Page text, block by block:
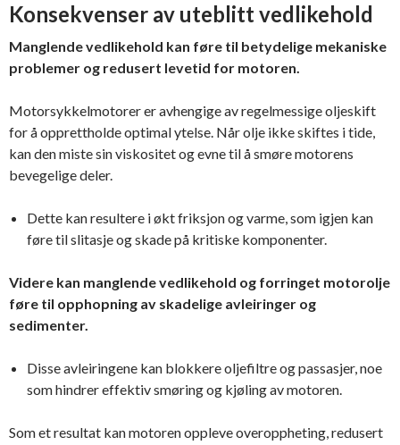
Konsekvenser av uteblitt vedlikehold
Manglende vedlikehold kan føre til betydelige mekaniske
problemer og redusert levetid for motoren.
Motorsykkelmotorer er avhengige av regelmessige oljeskift
for å opprettholde optimal ytelse. Når olje ikke skiftes i tide,
kan den miste sin viskositet og evne til å smøre motorens
bevegelige deler.
Dette kan resultere i økt friksjon og varme, som igjen kan
føre til slitasje og skade på kritiske komponenter.
Videre kan manglende vedlikehold og forringet motorolje
føre til opphopning av skadelige avleiringer og
sedimenter.
Disse avleiringene kan blokkere oljefiltre og passasjer, noe
som hindrer effektiv smøring og kjøling av motoren.
Som et resultat kan motoren oppleve overoppheting, redusert